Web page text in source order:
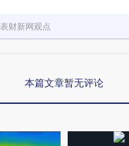
财新网观点
本篇文章暂无评论